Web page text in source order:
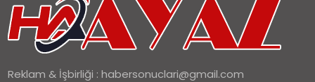
Reklam & İşbirliği :habersonuclari@gmail.com